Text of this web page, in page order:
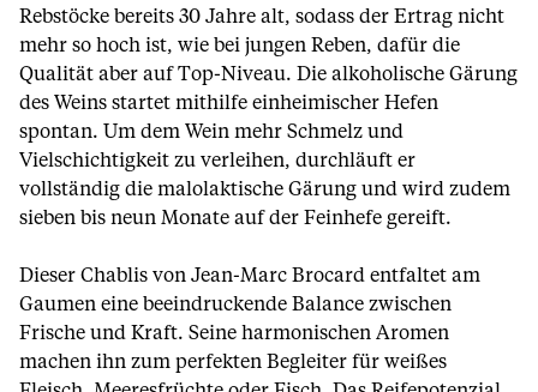
Rebstöcke bereits 30 Jahre alt, sodass der Ertrag nicht
mehr so hoch ist, wie bei jungen Reben, dafür die
Qualität aber auf Top-Niveau. Die alkoholische Gärung
des Weins startet mithilfe einheimischer Hefen
spontan. Um dem Wein mehr Schmelz und
Vielschichtigkeit zu verleihen, durchläuft er
vollständig die malolaktische Gärung und wird zudem
sieben bis neun Monate auf der Feinhefe gereift.
Dieser Chablis von Jean-Marc Brocard entfaltet am
Gaumen eine beeindruckende Balance zwischen
Frische und Kraft. Seine harmonischen Aromen
machen ihn zum perfekten Begleiter für weißes